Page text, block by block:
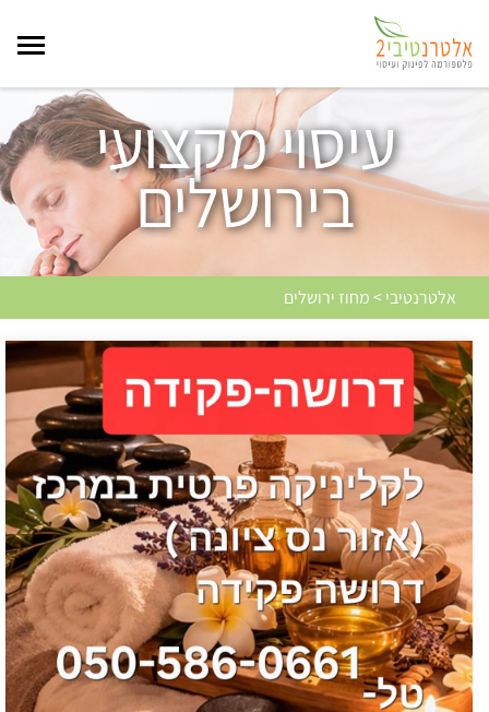
עיסוי מקצועי
בירושלים
אלטרנטיבי > מחוז ירושלים